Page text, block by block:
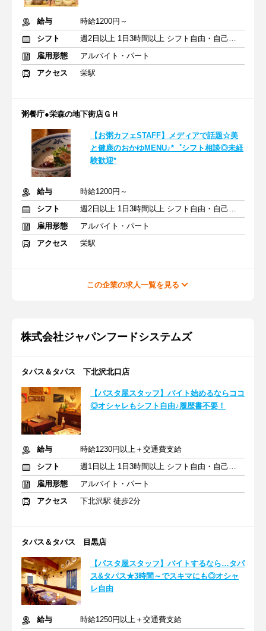
給与
時給1200円～
シフト
週2日以上 1日3時間以上 シフト自由・自己申告
雇用形態
アルバイト・パート
アクセス
栄駅
粥餐庁●栄森の地下街店ＧＨ
【お粥カフェSTAFF】メディアで話題☆美
と健康のおかゆMENU♪*゜シフト相談◎未経
験歓迎*
給与
時給1200円～
シフト
週2日以上 1日3時間以上 シフト自由・自己申告
雇用形態
アルバイト・パート
アクセス
栄駅
この企業の求人一覧を見る
株式会社ジャパンフードシステムズ
タパス＆タパス 下北沢北口店
【パスタ屋スタッフ】バイト始めるならココ
◎オシャレもシフト自由♪履歴書不要！
給与
時給1230円以上＋交通費支給
シフト
週1日以上 1日3時間以上 シフト自由・自己申告
雇用形態
アルバイト・パート
アクセス
下北沢駅 徒歩2分
タパス＆タパス 目黒店
【パスタ屋スタッフ】バイトするなら…タパ
ス&タパス★3時間～でスキマにも◎オシャ
レ自由
給与 時給1250円以上＋交通費支給